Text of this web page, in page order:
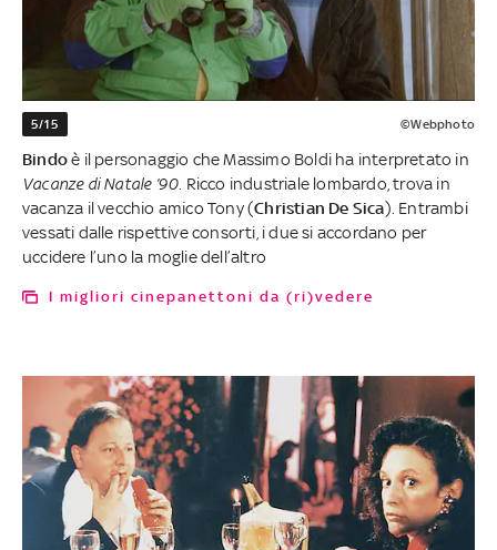
5/15 ©Webphoto
Bindoè il personaggio che Massimo Boldi ha interpretato in
Vacanze di Natale ’90 . Ricco industriale lombardo, trova in
vacanza il vecchio amico Tony (Christian De Sica). Entrambi
vessati dalle rispettive consorti, i due si accordano per
uccidere l’uno la moglie dell’altro
I migliori cinepanettoni da (ri)vedere